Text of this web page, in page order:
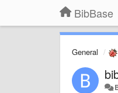
BibBase
General